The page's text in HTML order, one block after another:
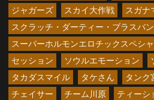
ジャガーズ
スカイ大作戦 スガナ
スクラッチ・ダーティー・ブラスバ
スーパーホルモンエロチックスペシ
セッション
ソウルエモーション
タカダスマイル
タケさん タンク
チェイサー
チーム川原 ティーシ